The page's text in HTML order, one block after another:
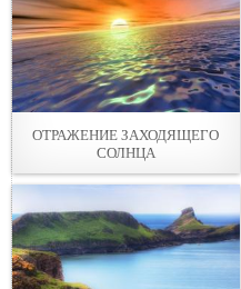
ОТРАЖЕНИЕ ЗАХОДЯЩЕГО
СОЛНЦА